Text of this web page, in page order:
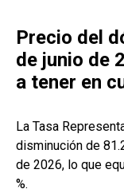
Precio del
de junio de
a tener en
La Tasa
disminución de
de 2026, lo que
%.